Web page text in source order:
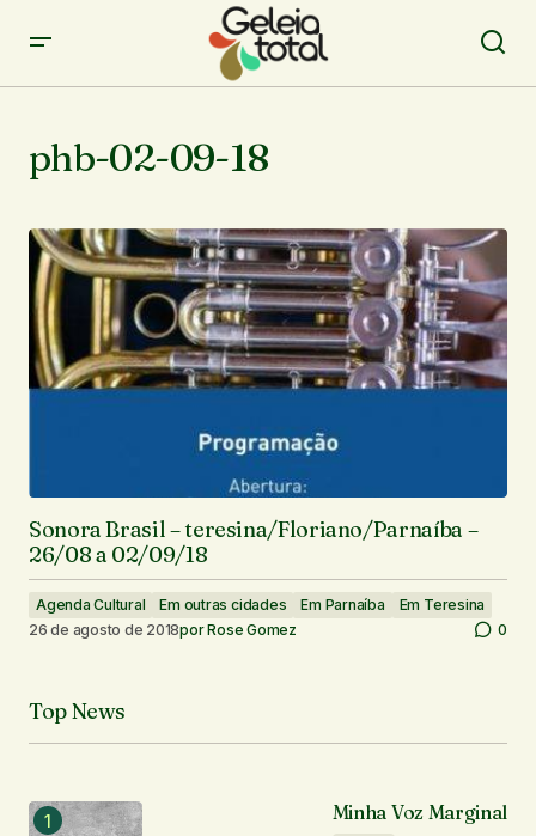
phb-02-09-18
Sonora Brasil – teresina/Floriano/Parnaíba –
26/08 a 02/09/18
Agenda Cultural Em outras cidades Em Parnaíba
Em Teresina
26 de agosto de 2018porRose Gomez 0
Top News
Minha Voz Marginal